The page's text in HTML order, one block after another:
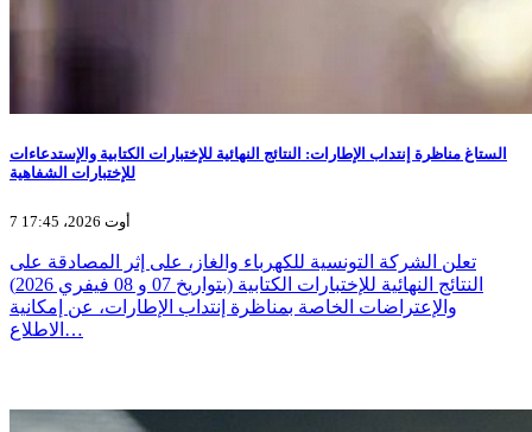
الستاغ مناظرة إنتداب الإطارات: النتائج النهائية للإختبارات الكتابية والإستدعاءات
للإختبارات الشفاهية
7 أوت 2026، 17:45
تعلن الشركة التونسية للكهرباء والغاز، على إثر المصادقة على
النتائج النهائية للإختبارات الكتابية (بتواريخ 07 و 08 فيفري 2026)
والإعتراضات الخاصة بمناظرة إنتداب الإطارات، عن إمكانية
الاطلاع…